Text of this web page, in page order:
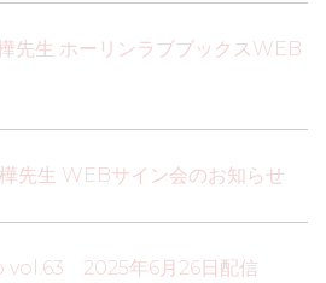
先生 ホーリンラブブックスWEB
先生 WEBサイン会のお知らせ
vol.63 2025年6月26日配信